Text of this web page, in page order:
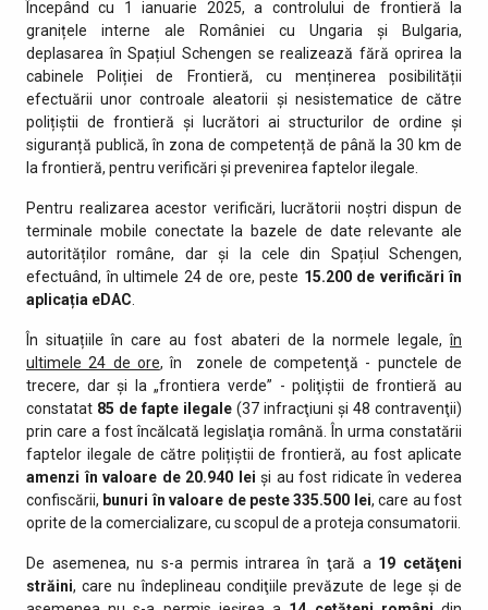
Începând cu 1 ianuarie 2025, a controlului de frontieră la
granițele interne ale României cu Ungaria și Bulgaria,
deplasarea în Spațiul Schengen se realizează fără oprirea la
cabinele Poliției de Frontieră, cu menținerea posibilității
efectuării unor controale aleatorii și nesistematice de către
polițiștii de frontieră și lucrători ai structurilor de ordine și
siguranță publică, în zona de competență de până la 30 km de
la frontieră, pentru verificări și prevenirea faptelor ilegale.
Pentru realizarea acestor verificări, lucrătorii noștri dispun de
terminale mobile conectate la bazele de date relevante ale
autorităților române, dar și la cele din Spațiul Schengen,
efectuând, în ultimele 24 de ore, peste 15.200 de verificări în
aplicația eDAC
În situațiile în care au fost abateri de la normele legale,în
ultimele 24 de ore, în zonele de competenţă - punctele de
trecere, dar şi la „frontiera verde” - poliţiştii de frontieră au
constatat 85 de fapte ilegale (37 infracţiuni şi 48 contravenţii)
prin care a fost încălcată legislaţia română. În urma constatării
faptelor ilegale de către polițiștii de frontieră, au fost aplicate
amenzi în valoare de 20.940 lei și au fost ridicate în vederea
confiscării, bunuri în valoare de peste 335.500 lei, care au fost
oprite de la comercializare, cu scopul de a proteja consumatorii.
De asemenea, nu s-a permis intrarea în ţară a 19 cetăţeni
străini, care nu îndeplineau condiţiile prevăzute de lege şi de